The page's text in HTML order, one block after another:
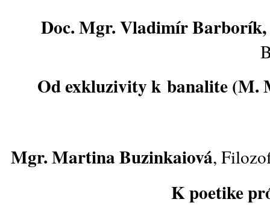
Doc. Mgr. Vladimír Barborík,
Od exkluzivity k banalite (M.
Mgr. Martina Buzinkaiová,
K poetike